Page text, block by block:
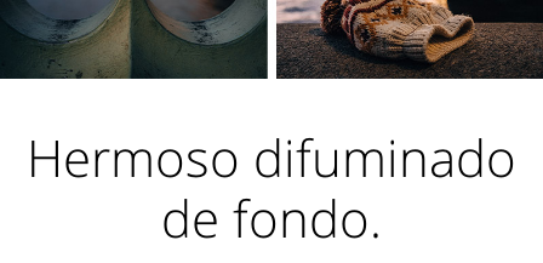
Hermoso difuminado
de fondo.